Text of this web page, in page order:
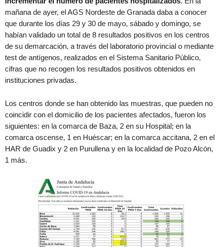
mañana de ayer, el AGS Nordeste de Granada daba a conocer
que durante los días 29 y 30 de mayo, sábado y domingo, se
habían validado un total de 8 resultados positivos en los centros
de su demarcación, a través del laboratorio provincial o mediante
test de antígenos, realizados en el Sistema Sanitario Público,
cifras que no recogen los resultados positivos obtenidos en
instituciones privadas.
Los centros donde se han obtenido las muestras, que pueden no
coincidir con el domicilio de los pacientes afectados, fueron los
siguientes: en la comarca de Baza, 2 en su Hospital; en la
comarca oscense, 1 en Huéscar; en la comarca accitana, 2 en el
HAR de Guadix y 2 en Purullena y en la localidad de Pozo Alcón,
1 más.